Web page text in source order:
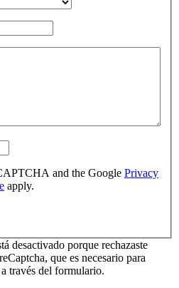
and the Google Privacy
apply.
desactivado porque rechazaste
que es necesario para
través del formulario.